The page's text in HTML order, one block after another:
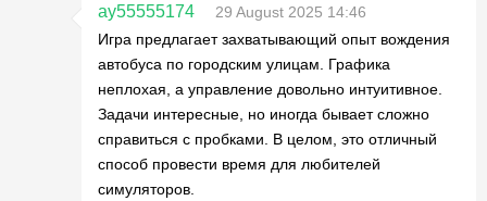
ay55555174
29 August 2025 14:46
Игра предлагает захватывающий опыт вождения
автобуса по городским улицам. Графика
неплохая, а управление довольно интуитивное.
Задачи интересные, но иногда бывает сложно
справиться с пробками. В целом, это отличный
способ провести время для любителей
симуляторов.